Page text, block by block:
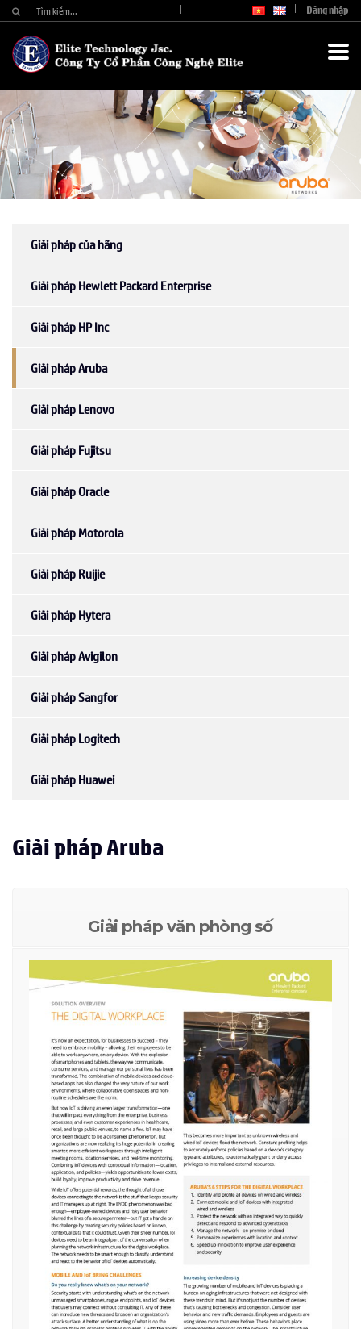
Đăng nhập
Giải pháp của hãng
Giải pháp Hewlett Packard Enterprise
Giải pháp HP Inc
Giải pháp Aruba
Giải pháp Lenovo
Giải pháp Fujitsu
Giải pháp Oracle
Giải pháp Motorola
Giải pháp Ruijie
Giải pháp Hytera
Giải pháp Avigilon
Giải pháp Sangfor
Giải pháp Logitech
Giải pháp Huawei
Giải pháp Aruba
Giải pháp văn phòng số